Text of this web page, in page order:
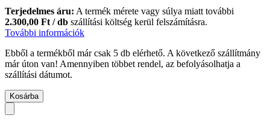
Terjedelmes áru: A termék mérete vagy súlya miatt további
2.300,00 Ft / db szállítási költség kerül felszámításra.
További információk
Ebből a termékből már csak 5 db elérhető. A következő szállítmány
már úton van! Amennyiben többet rendel, az befolyásolhatja a
szállítási dátumot.
Kosárba